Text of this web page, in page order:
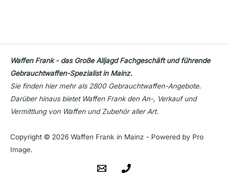
Waffen Frank - das Große Alljagd Fachgeschäft und führende
Gebrauchtwaffen-Spezialist in Mainz.
Sie finden hier mehr als 2800 Gebrauchtwaffen-Angebote.
Darüber hinaus bietet Waffen Frank den An-, Verkauf und
Vermittlung von Waffen und Zubehör aller Art.
Copyright © 2026 Waffen Frank in Mainz - Powered by Pro
Image.